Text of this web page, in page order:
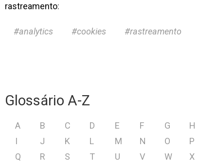
rastreamento:
analytics cookies rastreamento
Glossário A-Z
A B C D E F G
H
I
J K L M N O
P
Q
R S T U V W
X